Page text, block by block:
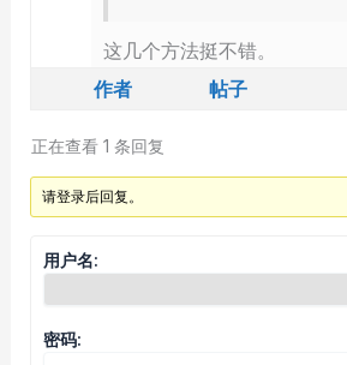
这几个方法挺不错。
作者
帖子
正在查看 1 条回复
请登录后回复。
用户名:
密码: